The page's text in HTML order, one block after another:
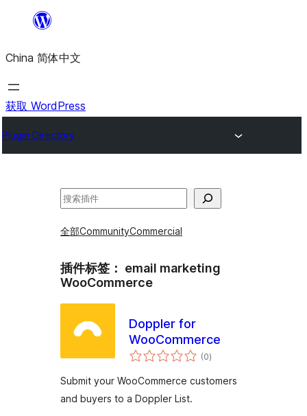
内
容
China 简体中文
获取 WordPress
Plugin Directory
搜
全部CommunityCommercial
插件标签： email marketing
WooCommerce
Doppler for
WooCommerce
(0总
评)
Submit your WooCommerce customers
and buyers to a Doppler List.